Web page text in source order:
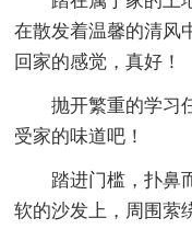
在散发着温馨的清风
回家的感觉，真好！
抛开繁重的学习
受家的味道吧！
踏进门槛，扑鼻
软的沙发上，周围萦